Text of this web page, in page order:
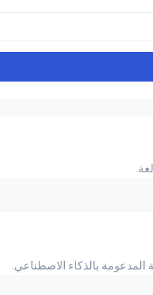
المدعومة بالذكاء الاصطناعي.